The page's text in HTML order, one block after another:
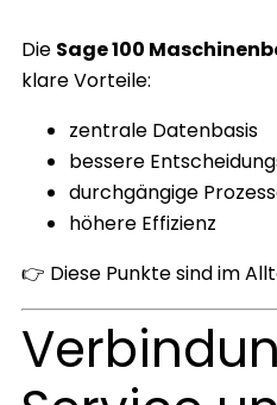
Die Sage 100
klare Vorteile:
zentrale Datenbasis
bessere
durchgängige
höhere Effizienz
👉 Diese Punkte sind im